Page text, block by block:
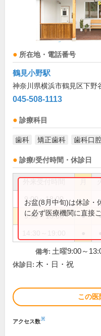
所在地・電話番号
鶴見小野駅
神奈川県横浜市鶴見区下野
045-508-1113
診療科目
歯科 矯正歯科 歯科口
診療/受付時間・休診日
9:00～18:00
9:30～13:00 ●
お盆(8月中旬)は休診・
に必ず医療機関に直接
備考: 土曜9:00～
休診日: 木・日・祝
この医
アクセス数※